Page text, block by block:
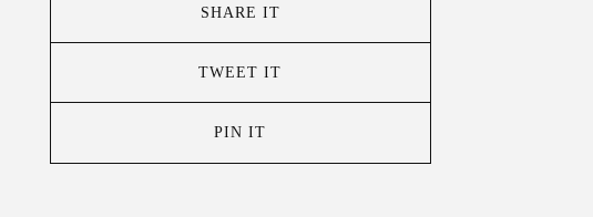
SHARE IT
TWEET IT
PIN IT